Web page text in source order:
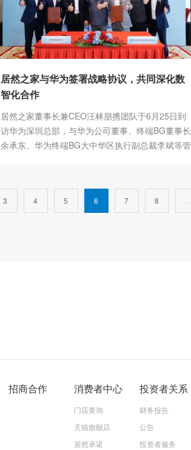
居然之家与华为签署战略协议，共同深化数
智化合作
居然之家董事长兼CEO汪林朋携团队于6月25日到
访华为深圳总部，与华为公司董事、终端BG董事长
余承东、华为终端BG大中华区执行副总裁李斌等管
3 4 5 6 7 8
招商合作 消费者中心
门店查询
天猫旗舰店
居然承诺
投资者关系
财务报告
公告
投资者服务